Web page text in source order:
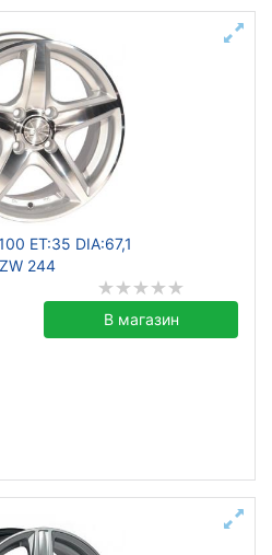
ET:35 DIA:67,1
ZW 244
В магазин